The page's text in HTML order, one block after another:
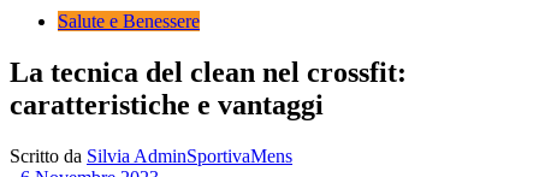
Salute e Benessere
La tecnica del clean nel crossfit:
caratteristiche e vantaggi
Scritto da Silvia AdminSportivaMens